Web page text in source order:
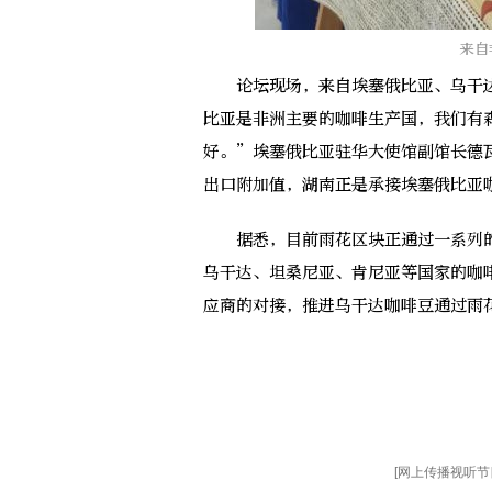
来
论坛现场，来自埃塞俄比亚、乌干
比亚是非洲主要的咖啡生产国，我们
好。”埃塞俄比亚驻华大使馆副馆长德
出口附加值，湖南正是承接埃塞俄比亚
据悉，目前雨花区块正通过一系列
乌干达、坦桑尼亚、肯尼亚等国家的
应商的对接，推进乌干达咖啡豆通过
[网上传播视听